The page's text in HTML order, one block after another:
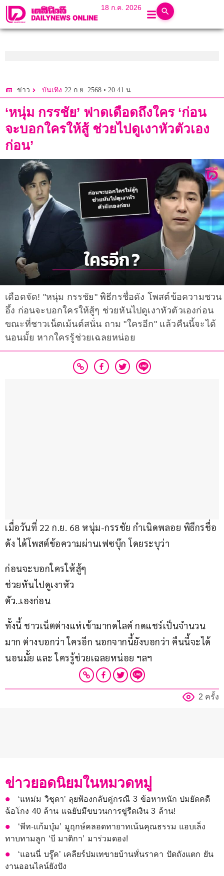
18 ก.ค. 2026
ข่าว บันเทิง 22 ก.ย. 2568 • 20:41 น.
‘หนุ่ม กรรชัย’ ฟาดเดือดถึงใคร ‘ก่อน
จะบอกใครให้สู้ ช่วยไปดูเงาหัวตัวเอง
ก่อน’
เดือดจัด! "หนุ่ม กรรชัย" พิธีกรชื่อดัง โพสต์ข้อความชวน
อึ้ง ก่อนจะบอกใครให้สู้ๆ ช่วยหันไปดูเงาหัวตัวเองก่อน
ขณะที่ชาวเน็ตเม้นต์สนั่น ถาม "ใครอีก" แล้วคืนนี้จะได้
นอนมั้ย หากใครรู้ช่วยเฉลยหน่อย
เมื่อวันที่ 22 ก.ย. 68 หนุ่ม-กรรชัย กำเนิดพลอย พิธีกรชื่อ
ดัง ได้โพสต์ข้อความผ่านเฟซบุ๊ก โดยระบุว่า
ก่อนจะบอกใครให้สู้ๆ
ช่วยหันไปดูเงาหัว
ตัว..เองก่อน
ทั้งนี้ ชาวเน็ตต่างแห่เข้ามากดไลค์ กดแชร์เป็นจำนวน
มาก ต่างบอกว่า ใครอีก นอกจากนี้ยังบอกว่า คืนนี้จะได้
นอนมั้ย และ ใครรู้ช่วยเฉลยหน่อย ฯลฯ
2 ครั้ง
ข่าวยอดนิยมในหมวดหมู่
‘แหม่ม วิชุดา’ ลุยฟ้องกลับคู่กรณี 3 ข้อหาหนัก ปมยัดคดี
ฉ้อโกง 40 ล้าน แฉยับมีขบวนการขู่รีดเงิน 3 ล้าน!
‘พีท-แก้มบุ๋ม’ มูฤกษ์คลอดทายาทเน้นคุณธรรม แอบเล็ง
ทาบทามลูก ‘บี มาติกา’ มาร่วมดอง!
‘แอนนี่ บรู๊ค’ เคลียร์ปมเทขายบ้านหั่นราคา ปัดถังแตก ยัน
งานออนไลน์ยังปัง